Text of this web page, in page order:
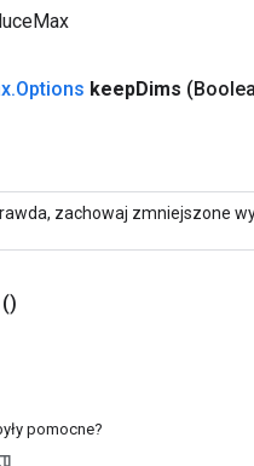
.Options keepDims
zachowaj zmniejszone
()
pomocne?